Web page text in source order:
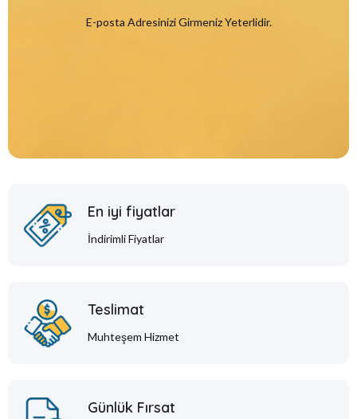
E-posta Adresinizi Girmeniz Yeterlidir.
En iyi fiyatlar
İndirimli Fiyatlar
Teslimat
Muhteşem Hizmet
Günlük Fırsat